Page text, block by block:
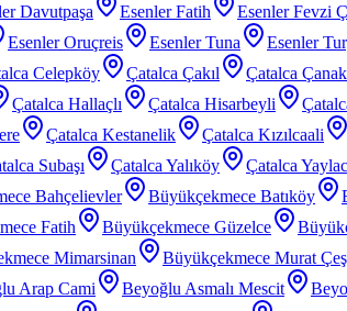
Davutpaşa Esenler Fatih Esenler Fevzi
Esenler Oruçreis Esenler Tuna Esenler
Celepköy Çatalca Çakıl Çatalca
Çatalca Hallaçlı Çatalca Hisarbeyli
Çatalca Kestanelik Çatalca Kızılcaali
Subaşı Çatalca Yalıköy Çatalca
Bahçelievler Büyükçekmece Batıköy
Fatih Büyükçekmece Güzelce
Mimarsinan Büyükçekmece Murat
Arap Cami Beyoğlu Asmalı Mescit